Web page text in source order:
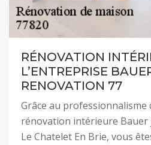
RÉNOVATION
L’ENTREPRISE
RENOVATION 77
Grâce au professionnalisme
rénovation intérieure Bauer
Le Chatelet En Brie, vous